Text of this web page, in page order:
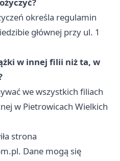
określa regulamin
głównej przy ul. 1
w innej filii niż ta, w
we wszystkich filiach
w Pietrowicach Wielkich
strona
Dane mogą się